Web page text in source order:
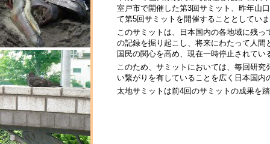
室戸市で開催した第3回サミット、昨年山
て第5回サミットを開催することとしてい
このサミットは、日本国内の各地域に残
の記録を掘り起こし、将来にわたって人
国民の関心を高め、現在一時停止されて
このため、サミットにおいては、毎回研
い繋がりを有していることを広く日本国
太地サミットは前4回のサミットの成果を